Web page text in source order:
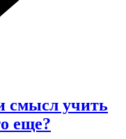
смысл учить
еще?